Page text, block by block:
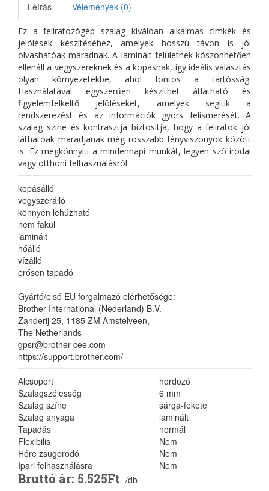
Leírás Vélemények (0)
Ez a feliratozógép szalag kiválóan alkalmas címkék és
jelölések készítéséhez, amelyek hosszú távon is jól
olvashatóak maradnak. A laminált felületnek köszönhetően
ellenáll a vegyszereknek és a kopásnak, így ideális választás
olyan környezetekbe, ahol fontos a tartósság.
Használatával egyszerűen készíthet átlátható és
figyelemfelkeltő jelöléseket, amelyek segítik a
rendszerezést és az információk gyors felismerését. A
szalag színe és kontrasztja biztosítja, hogy a feliratok jól
láthatóak maradjanak még rosszabb fényviszonyok között
is. Ez megkönnyíti a mindennapi munkát, legyen szó irodai
vagy otthoni felhasználásról.
kopásálló
vegyszerálló
könnyen lehúzható
nem fakul
laminált
hőálló
vízálló
erősen tapadó
Gyártó/első EU forgalmazó elérhetősége:
Brother International (Nederland) B.V.
Zanderij 25, 1185 ZM Amstelveen,
The Netherlands
gpsr@brother-cee.com
https://support.brother.com/
Alcsoport
hordozó
Szalagszélesség
6 mm
Szalag színe
sárga-fekete
Szalag anyaga
laminált
Tapadás
normál
Flexibilis
Nem
Hőre zsugorodó
Nem
Ipari felhasználásra
Nem
Bruttó ár: 5.525Ft /db